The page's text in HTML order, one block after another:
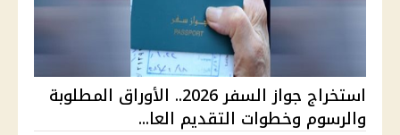
استخراج جواز السفر 2026.. الأوراق المطلوبة
والرسوم وخطوات التقديم العا...